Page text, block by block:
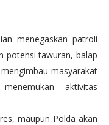
menegaskan patroli
potensi tawuran, balap
masyarakat
aktivitas
maupun Polda akan